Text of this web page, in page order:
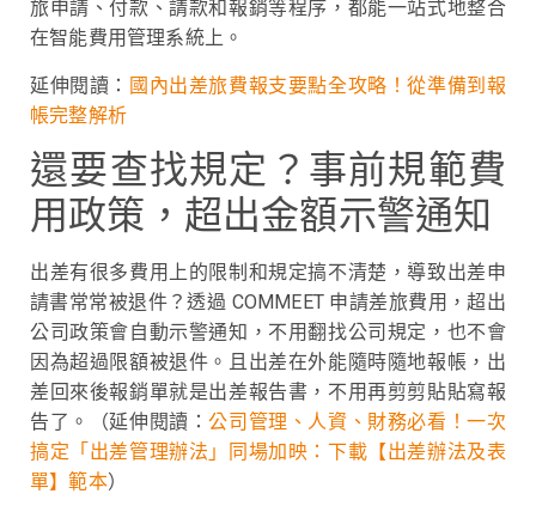
旅申請、付款、請款和報銷等程序，都能一站式地整合
在智能費用管理系統上。
延伸閱讀： 國內出差旅費報支要點全攻略！從準備到報
帳完整解析
還要查找規定？事前規範費
用政策，超出金額示警通知
出差有很多費用上的限制和規定搞不清楚，導致出差申
請書常常被退件？透過 COMMEET 申請差旅費用，超出
公司政策會自動示警通知，不用翻找公司規定，也不會
因為超過限額被退件。且出差在外能隨時隨地報帳，出
差回來後報銷單就是出差報告書，不用再剪剪貼貼寫報
告了。
（延伸閱讀：公司管理、人資、財務必看！一次
搞定「出差管理辦法」同場加映：下載【出差辦法及表
單】範本）